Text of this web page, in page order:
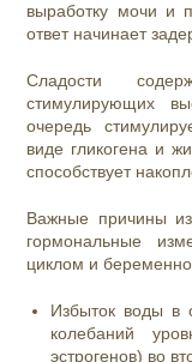
выработку мочи и
ответ начинает
Сладости
стимулирующих
очередь
виде гликогена и
способствует
Важные причины
гормональные
циклом и
Избыток воды в
колебаний
эстрогенов) во